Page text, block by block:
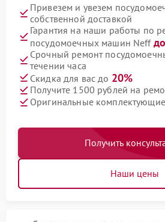
Привезем и увезем
собственной доставкой
Гарантия на наши работы по
посудомоечных машин Neff
Срочный ремонт
течении часа
Скидка для вас до 20%
Получите 1500 рублей на
Оригинальные
Получить
Наши цены